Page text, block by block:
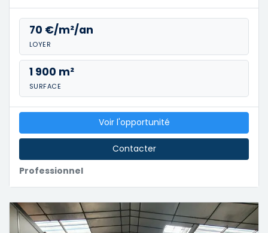
70 €/m²/an
LOYER
1 900 m²
SURFACE
Professionnel
Voir l'opportunité
Contacter